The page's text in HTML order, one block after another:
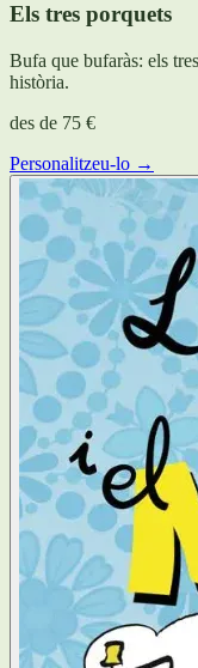
Els tres porquets
Bufa que bufaràs: els
història.
des de 75 €
Personalitzeu-lo →